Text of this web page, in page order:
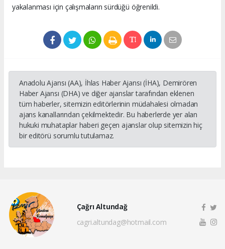
yakalanması için çalışmaların sürdüğü öğrenildi.
Anadolu Ajansı (AA), İhlas Haber Ajansı (İHA), Demirören
Haber Ajansı (DHA) ve diğer ajanslar tarafından eklenen
tüm haberler, sitemizin editörlerinin müdahalesi olmadan
ajans kanallarından çekilmektedir. Bu haberlerde yer alan
hukuki muhataplar haberi geçen ajanslar olup sitemizin hiç
bir editörü sorumlu tutulamaz.
Çağrı Altundağ
cagri.altundag@hotmail.com